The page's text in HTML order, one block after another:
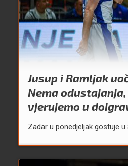
Jusup i Ramljak
Nema
vjerujemo u
Zadar u ponedjeljak gostuje u